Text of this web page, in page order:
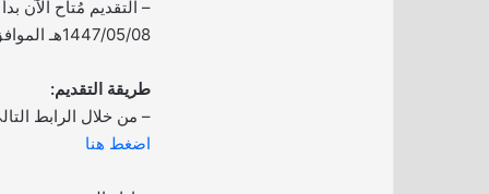
– التقديم مُتاح الآن
1447/05/08هـ الموافق 2025/10/30م.
طريقة التقديم:
– من خلال الرابط
اضغط هنا